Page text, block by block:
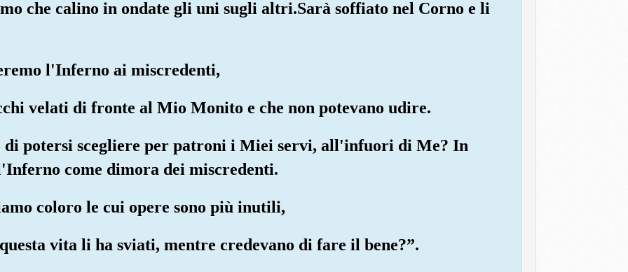
che calino in ondate gli uni sugli altri.Sarà soffiato nel Corno e li
l'Inferno ai miscredenti,
velati di fronte al Mio Monito e che non potevano udire.
di potersi scegliere per patroni i Miei servi, all'infuori di Me? In
come dimora dei miscredenti.
coloro le cui opere sono più inutili,
vita li ha sviati, mentre credevano di fare il bene?”.